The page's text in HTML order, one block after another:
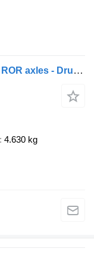
Stas ROR - Drum Stas 2-axle tipper - ROR axles - Drum brakes - Leaf s
4.630 kg